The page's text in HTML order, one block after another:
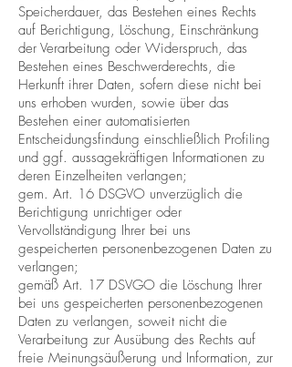
Speicherdauer, das Bestehen eines Rechts
auf Berichtigung, Löschung, Einschränkung
der Verarbeitung oder Widerspruch, das
Bestehen eines Beschwerderechts, die
Herkunft ihrer Daten, sofern diese nicht bei
uns erhoben wurden, sowie über das
Bestehen einer automatisierten
Entscheidungsfindung einschließlich Profiling
und ggf. aussagekräftigen Informationen zu
deren Einzelheiten verlangen;
gem. Art. 16 DSGVO unverzüglich die
Berichtigung unrichtiger oder
Vervollständigung Ihrer bei uns
gespeicherten personenbezogenen Daten zu
verlangen;
gemäß Art. 17 DSVGO die Löschung Ihrer
bei uns gespeicherten personenbezogenen
Daten zu verlangen, soweit nicht die
Verarbeitung zur Ausübung des Rechts auf
freie Meinungsäußerung und Information, zur